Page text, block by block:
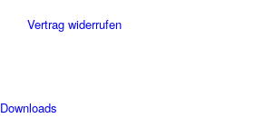
Vertrag widerrufen
Downloads